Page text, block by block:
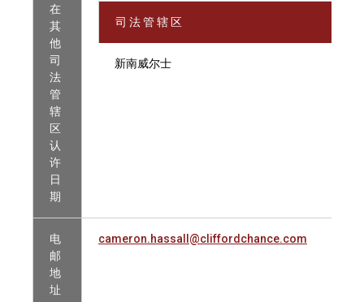
在
其
他
司
法
管
辖
区
认
许
日
期
司 法 管 辖 区
新南威尔士
电
邮
地
址
cameron.hassall@cliffordchance.com